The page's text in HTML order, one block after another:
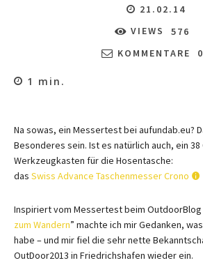
21.02.14
VIEWS
576
KOMMENTARE
0
1 min.
Na sowas, ein Messertest bei aufundab.eu?
Besonderes sein. Ist es natürlich auch, ein 38
Werkzeugkasten für die Hosentasche:
das Swiss Advance Taschenmesser Crono
Inspiriert vom Messertest beim OutdoorBlog
zum Wandern” machte ich mir Gedanken,
habe – und mir fiel die sehr nette
OutDoor2013 in Friedrichshafen wieder ein.